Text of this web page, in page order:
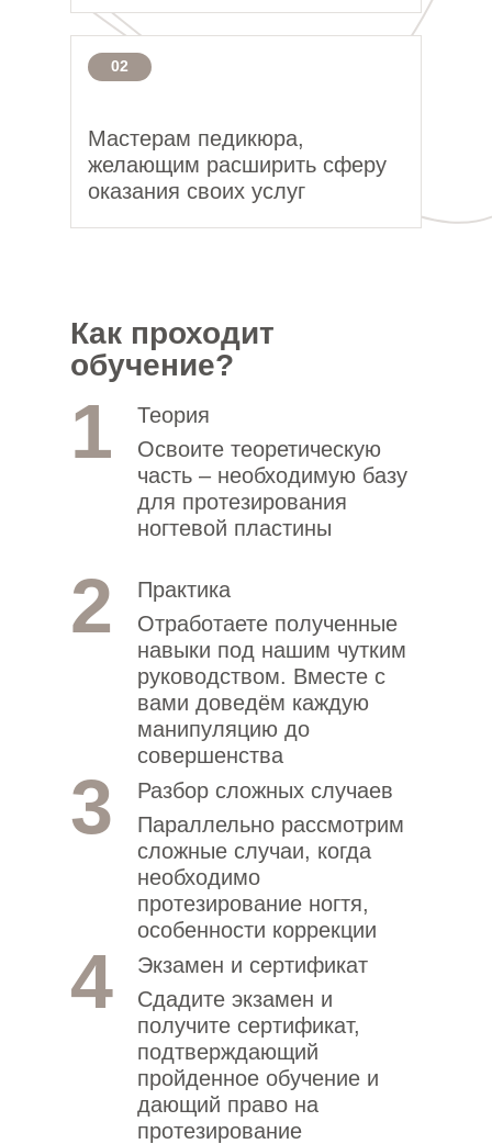
Мастерам педикюра,
желающим расширить сферу
оказания своих услуг
02
Как проходит
обучение?
Теория
Освоите теоретическую
часть – необходимую базу
для протезирования
ногтевой пластины
1
Практика
Отработаете полученные
навыки под нашим чутким
руководством. Вместе с
вами доведём каждую
манипуляцию до
совершенства
2
Экзамен и сертификат
Сдадите экзамен и
получите сертификат,
подтверждающий
пройденное обучение и
дающий право на
протезирование
4
Разбор сложных случаев
Параллельно рассмотрим
сложные случаи, когда
необходимо
протезирование ногтя,
особенности коррекции
3